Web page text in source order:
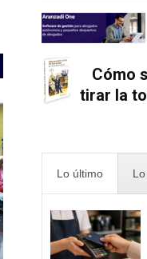
Cómo
tirar la
Lo último